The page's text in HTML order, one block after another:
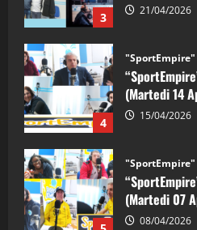
3 21/04/2026
4
(Martedi 14
15/04/2026
(Martedi 07
08/04/2026